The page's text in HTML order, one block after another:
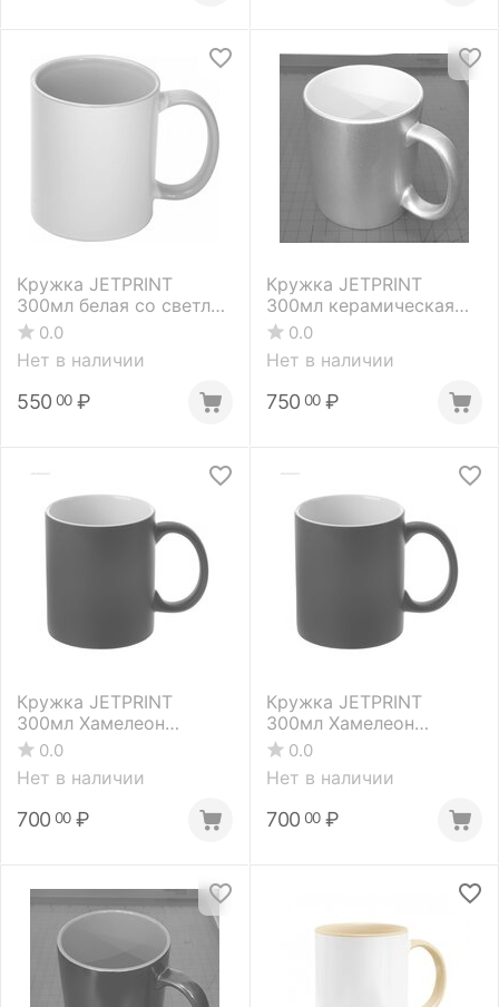
Кружка JETPRINT
300мл белая со светло-
зеленой внутренней
цветной ручкой
(1.06.02.52)
0.0
Нет в наличии
550 00 ₽
Кружка JETPRINT
300мл керамическая
серебро
0.0
Нет в наличии
750 00 ₽
Кружка JETPRINT
300мл Хамелеон
гляневая черная
0.0
Нет в наличии
700 00 ₽
Кружка JETPRINT
300мл Хамелеон
матовая черная (в
0.0
Нет в наличии
700 00 ₽